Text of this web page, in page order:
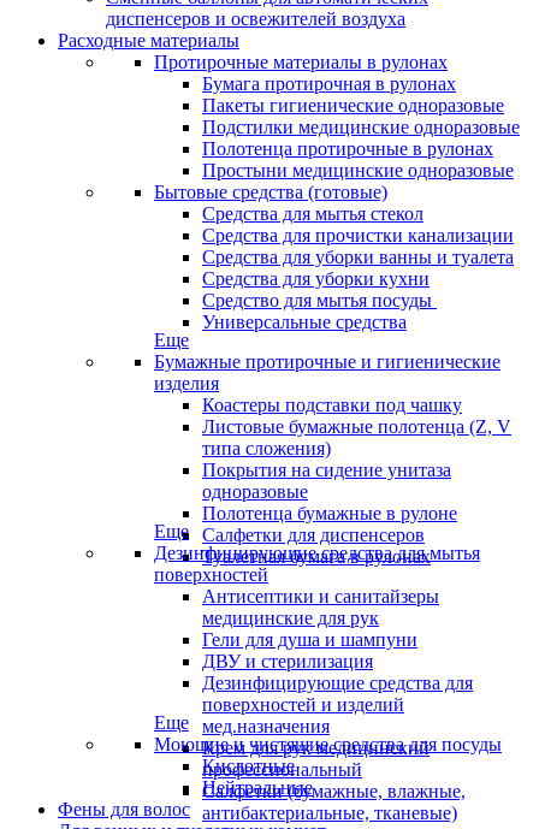
диспенсеров и освежителей воздуха
Расходные материалы
Протирочные материалы в рулонах
Бумага протирочная в рулонах
Пакеты гигиенические одноразовые
Подстилки медицинские одноразовые
Полотенца протирочные в рулонах
Простыни медицинские одноразовые
Бытовые средства (готовые)
Средства для мытья стекол
Средства для прочистки канализации
Средства для уборки ванны и туалета
Средства для уборки кухни
Средство для мытья посуды
Универсальные средства
Еще
Бумажные протирочные и гигиенические
изделия
Коастеры подставки под чашку
Листовые бумажные полотенца (Z, V
типа сложения)
Покрытия на сидение унитаза
одноразовые
Полотенца бумажные в рулоне
Салфетки для диспенсеров
Туалетная бумага в рулонах
Еще
Дезинфицирующие средства для мытья
поверхностей
Антисептики и санитайзеры
медицинские для рук
Гели для душа и шампуни
ДВУ и стерилизация
Дезинфицирующие средства для
поверхностей и изделий
мед.назначения
Крем для рук медицинский
профессиональный
Салфетки (бумажные, влажные,
антибактериальные, тканевые)
Еще
Моющие и чистящие средства для посуды
Кислотные
Нейтральные
Фены для волос